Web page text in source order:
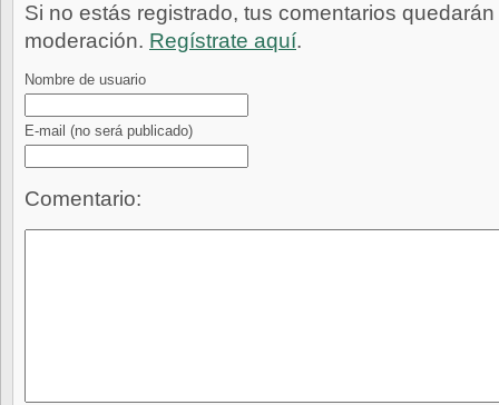
Si no estás registrado, tus comentarios
moderación. Regístrate aquí.
Nombre de usuario
E-mail (no será publicado)
Comentario: